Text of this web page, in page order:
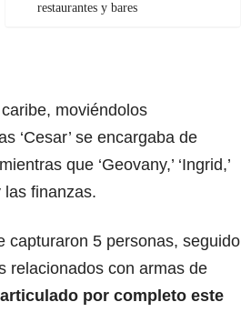
restaurantes y bares
moviéndolos
‘Cesar’ se encargaba de
que ‘Geovany,’ ‘Ingrid,’
las finanzas.
capturaron 5 personas, seguido
relacionados con armas de
por completo este